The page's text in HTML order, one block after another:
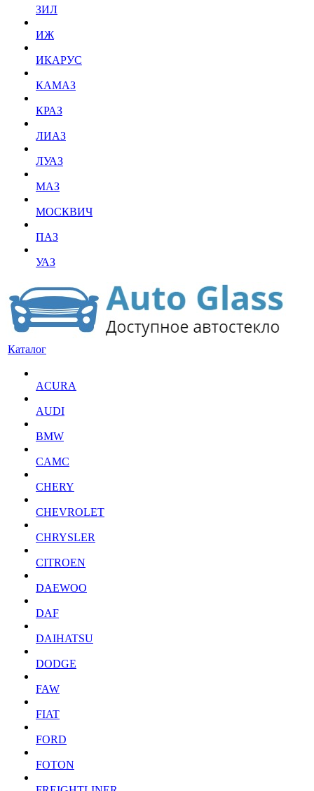
ЗИЛ
ИЖ
ИКАРУС
КАМАЗ
КРАЗ
ЛИАЗ
ЛУАЗ
МАЗ
МОСКВИЧ
ПАЗ
УАЗ
Каталог
ACURA
AUDI
BMW
CAMC
CHERY
CHEVROLET
CHRYSLER
CITROEN
DAEWOO
DAF
DAIHATSU
DODGE
FAW
FIAT
FORD
FOTON